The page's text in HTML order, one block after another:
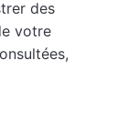
des
votre